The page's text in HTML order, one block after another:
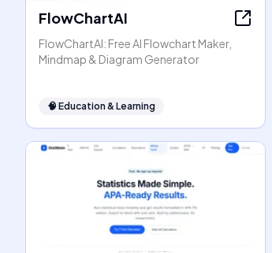
FlowChartAI
FlowChartAI: Free AI Flowchart Maker,
Mindmap & Diagram Generator
🧠 Education & Learning